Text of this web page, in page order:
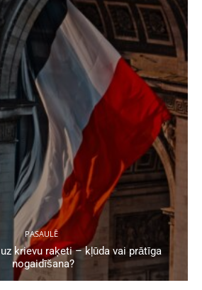
PASAULĒ
krievu raķeti – kļūda vai prātīga
nogaidīšana?